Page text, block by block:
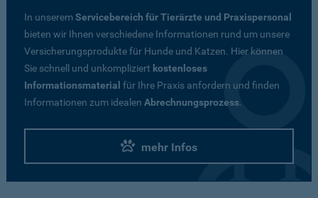
In unseremServicebereich für Tierärzte und Praxispersonal
bieten wir Ihnen verschiedene Informationen rund um unsere
Versicherungsprodukte für Hunde und Katzen. Hier können
Sie schnell und unkompliziert kostenloses
Informationsmaterial für Ihre Praxis anfordern und finden
Informationen zum idealen Abrechnungsprozess.
mehr Infos